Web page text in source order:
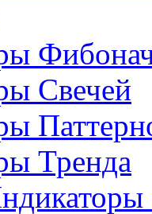
Свечей
Тренда